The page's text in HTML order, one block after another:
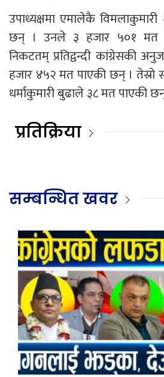
उपाध्यक्षमा एमालेकै विमलाकुमारी
छन् । उनले ३ हजार ५०१ मत
निकटतम् प्रतिद्वन्दी कांग्रेसकी
हजार ४५२ मत पाएकी छन् । तेस्रो
धर्माकुमारी बुढाले ३८ मत पाएकी
प्रतिक्रिया
सम्बन्धित खवर